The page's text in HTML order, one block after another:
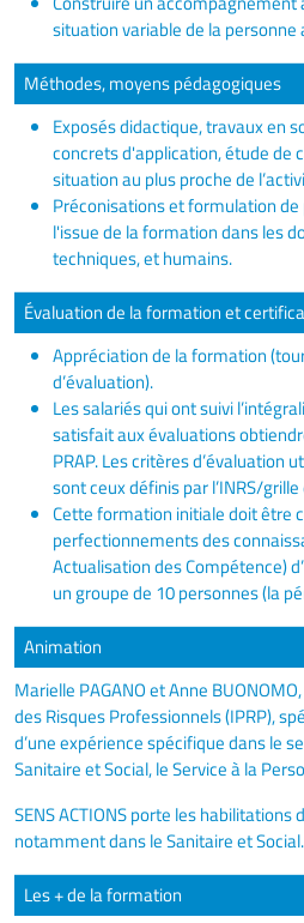
situation variable de la personne
Méthodes, moyens pédagogiques
Exposés didactique, travaux en
concrets d'application, étude de
situation au plus proche de
Préconisations et formulation
l'issue de la formation dans les
techniques, et humains.
Évaluation de la formation et
Appréciation de la formation
d’évaluation).
Les salariés qui ont suivi
satisfait aux évaluations
PRAP. Les critères d’évaluation
sont ceux définis par l’INRS/
Cette formation initiale doit être
perfectionnements des
Actualisation des Compétence)
un groupe de 10 personnes (la
Animation
Marielle PAGANO et Anne
des Risques Professionnels (IPRP),
d’une expérience spécifique dans le
Sanitaire et Social, le Service à la
SENS ACTIONS porte les
notamment dans le Sanitaire et Social.
Les + de la formation